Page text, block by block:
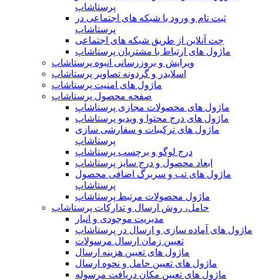
پرستاشاپ
ثبت نام و ورود با شبکه های اجتماعی در
پرستاشاپ
چت آنلاین از طریق شبکه های اجتماعی
ماژول های ارتباط با مشتریان پرستاشاپ
ویرایش و بروزرسانی انبوه پرستاشاپ
اسلایدر و گردونه تصاویر پرستاشاپ
ماژول های امنیت پرستاشاپ
صفحه محصول پرستاشاپ
ماژول های محصولات مجازی پرستاشاپ
ماژول های درج محتوا و ویدیو پرستاشاپ
ماژول های ترکیبات و سفارشی سازی
پرستاشاپ
درج لوگو و برچسب پرستاشاپ
ابعاد محصول و درج سایز پرستاشاپ
ماژول های تب و سربرگ اضافی محصول
پرستاشاپ
ماژول محصولات مرتبط پرستاشاپ
حامل، روش ارسال و تدارکات پرستاشاپ
مدیریت موجودی و انبار
ماژول های آماده سازی و ارسال در پرستاشاپ
تعیین زمان ارسال مرسولات
ماژول های تعیین هزینه ارسال
ماژول های تعیین حامل و نحوه ارسال
ماژول های تعیین مکان دریافت مرسوله